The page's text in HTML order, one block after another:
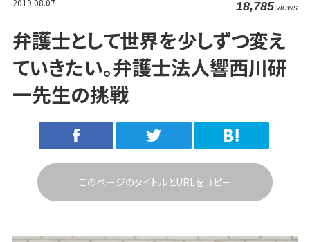
2019.08.07 18,785 views
弁護士として世界を少しずつ変え
ていきたい。弁護士法人響西川研
一先生の挑戦
このページのタイトルとURLをコピー